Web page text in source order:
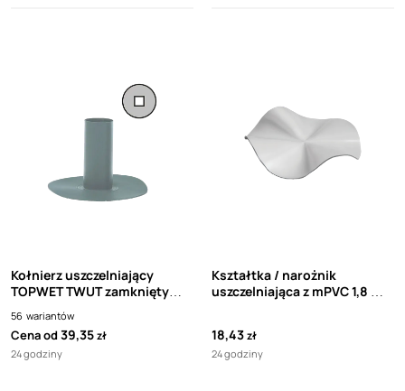
Kołnierz uszczelniający
TOPWET TWUT zamknięty
prostokątny z folii PVC
56 wariantów
Cena od39,35zł
24 godziny
Kształtka / narożnik
uszczelniająca z mPVC 1,8 mm
18,43zł
24 godziny